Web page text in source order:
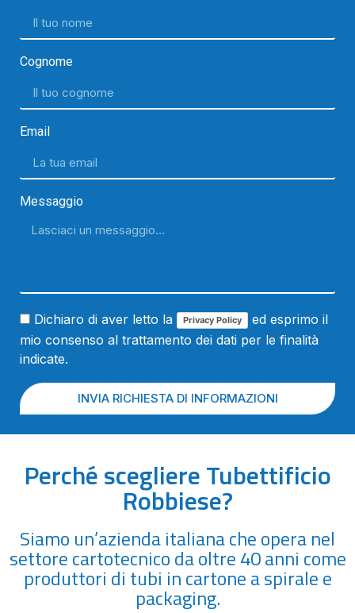
Cognome
Email
Messaggio
Dichiaro di aver letto la Privacy Policy
ed esprimo il
mio consenso al trattamento dei dati per le finalità
indicate.
INVIA RICHIESTA DI INFORMAZIONI
Perché scegliere Tubettificio
Robbiese?
Siamo un’azienda italiana che opera nel
settore cartotecnico da oltre 40 anni come
produttori di tubi in cartone a spirale e
packaging.